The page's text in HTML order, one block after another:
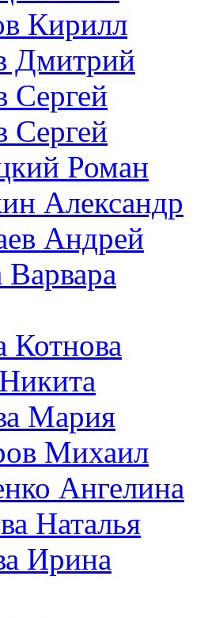
Кирилл
Дмитрий
Сергей
Сергей
Роман
Александр
Андрей
Котнова
Мария
Михаил
Ангелина
Наталья
Ирина